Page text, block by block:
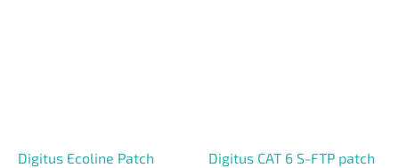
Digitus Ecoline Patch
Digitus CAT 6 S-FTP patch